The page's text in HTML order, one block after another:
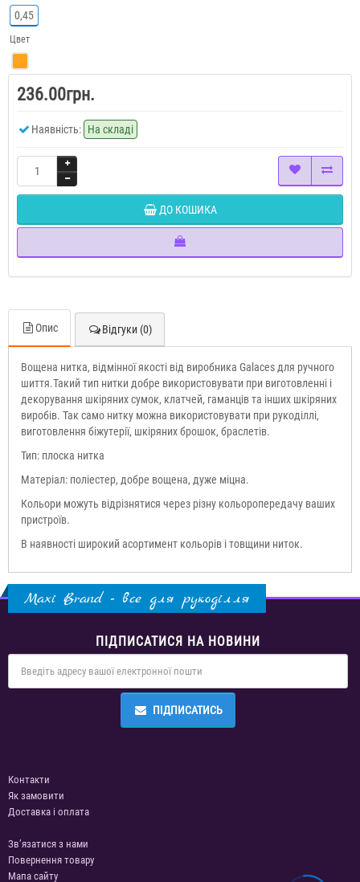
0,45
Цвет
236.00грн.
Наявність: На складі
ДО КОШИКА
Опис Відгуки (0)
Вощена нитка, відмінної якості від виробника Galaces для ручного
шиття.Такий тип нитки добре використовувати при виготовленні і
декорування шкіряних сумок, клатчей, гаманців та інших шкіряних
виробів. Так само нитку можна використовувати при рукоділлі,
виготовлення біжутерії, шкіряних брошок, браслетів.
Тип: плоска нитка
Матеріал: поліестер, добре вощена, дуже міцна.
Кольори можуть відрізнятися через різну кольоропередачу ваших
пристроїв.
В наявності широкий асортимент кольорів і товщини ниток.
Maxi Brand - все для рукоділля
ПІДПИСАТИСЯ НА НОВИНИ
ПІДПИСАТИСЬ
Контакти
Як замовити
Доставка і оплата
Зв’язатися з нами
Повернення товару
Мапа сайту